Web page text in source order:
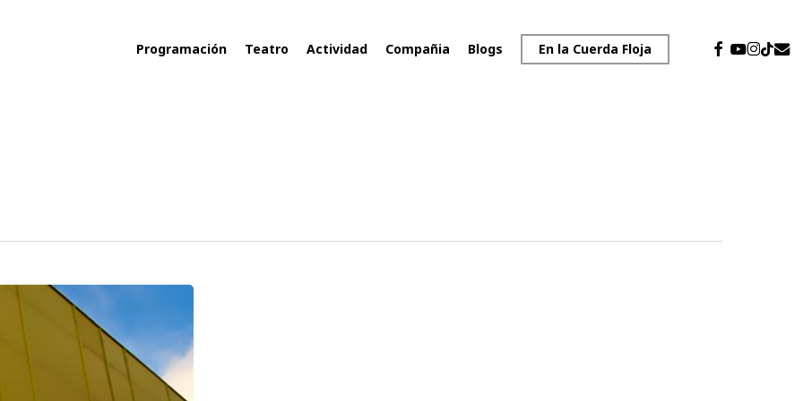
Programación Teatro Actividad Compañia Blogs En la Cuerda Floja facebook
youtube
tiktok